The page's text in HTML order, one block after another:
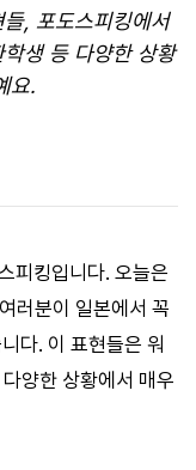
, 포도스피킹에서
생 등 다양한 상황
요.
피킹입니다. 오늘은
러분이 일본에서 꼭
다. 이 표현들은 워
양한 상황에서 매우